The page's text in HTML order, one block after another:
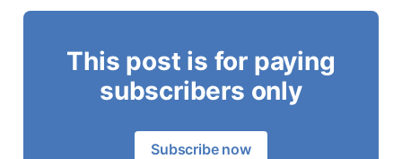
This post is for paying
subscribers only
Subscribe now